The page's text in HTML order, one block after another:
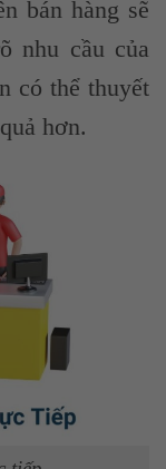
bán hàng sẽ
nhu cầu của
có thể thuyết
hơn.